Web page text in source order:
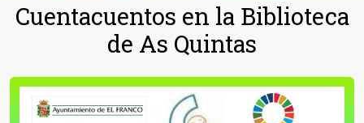
Cuentacuentos en la Biblioteca
de As Quintas